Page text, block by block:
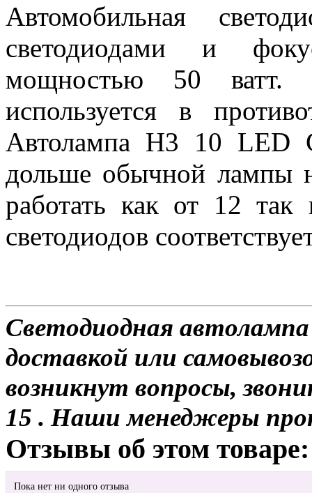
Автомобильная
светодиодами и
мощностью 50 ватт.
используется в
Автолампа H3 10 LED
дольше обычной лампы
работать как от 12
светодиодов
Светодиодная
доставкой или
возникнут вопросы,
15 . Наши менеджеры
Отзывы об этом товаре:
Пока нет ни одного отзыва